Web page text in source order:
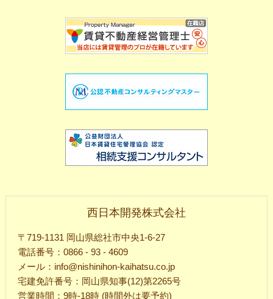
西日本開発株式会社
〒719-1131 岡山県総社市中央1-6-27
電話番号：0866 - 93 - 4609
メール：info@nishinihon-kaihatsu.co.jp
宅建免許番号：岡山県知事(12)第2265号
営業時間：9時-18時 (時間外は要予約)